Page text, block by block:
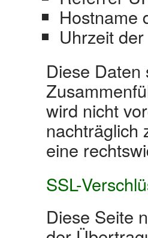
Hostname
Uhrzeit
Diese Daten
wird nicht
nachträglich
eine
SSL-
Diese Seite